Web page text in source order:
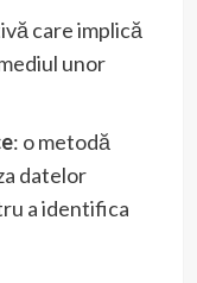
care implică
unor
: o metodă
datelor
a identifica